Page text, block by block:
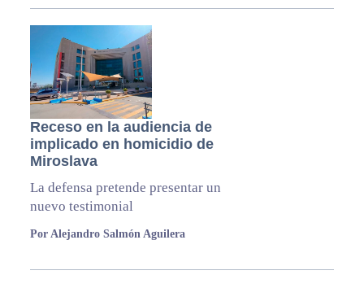
Receso en la audiencia de
implicado en homicidio de
Miroslava
La defensa pretende presentar un
nuevo testimonial
Por Alejandro Salmón Aguilera